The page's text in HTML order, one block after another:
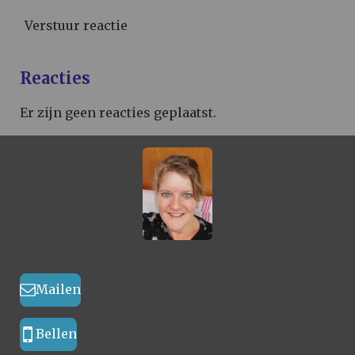
Verstuur reactie
Reacties
Er zijn geen reacties geplaatst.
Mailen
Bellen